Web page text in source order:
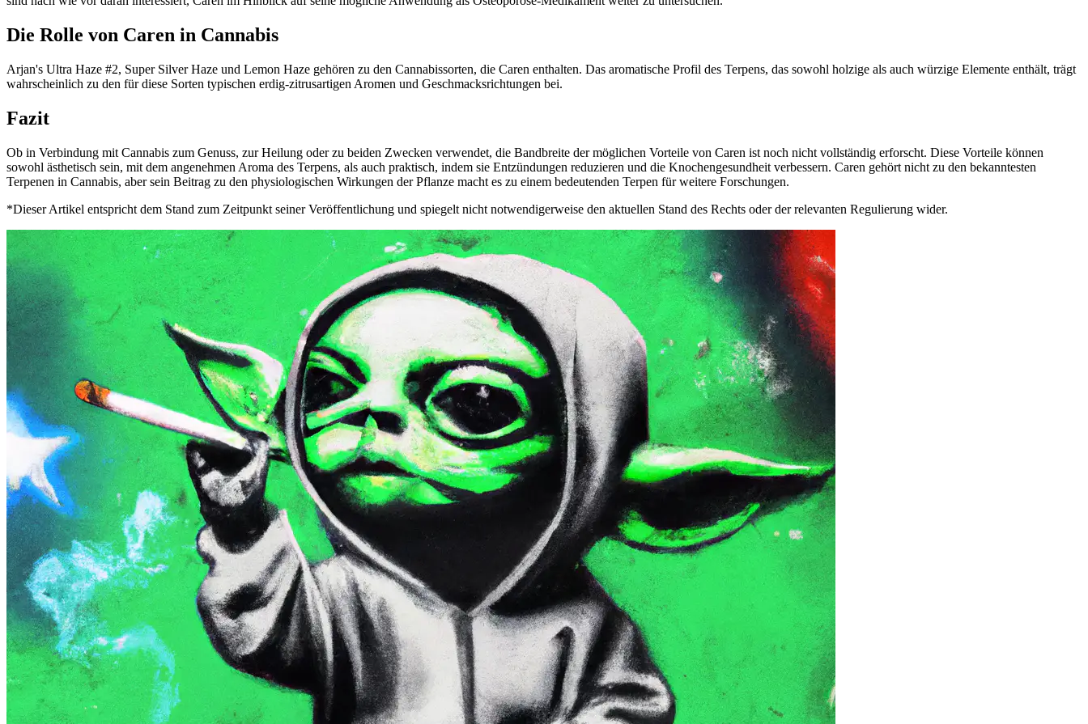
Die Rolle von Caren in Cannabis
Arjan's Ultra Haze #2, Super Silver Haze und Lemon Haze gehören zu den Cannabissorten, die Caren enthalten. Das aromatische Profil des Terpens, das sowohl holzige als auch würzige Elemente enthält, trägt
wahrscheinlich zu den für diese Sorten typischen erdig-zitrusartigen Aromen und Geschmacksrichtungen bei.
Fazit
Ob in Verbindung mit Cannabis zum Genuss, zur Heilung oder zu beiden Zwecken verwendet, die Bandbreite der möglichen Vorteile von Caren ist noch nicht vollständig erforscht. Diese Vorteile können
sowohl ästhetisch sein, mit dem angenehmen Aroma des Terpens, als auch praktisch, indem sie Entzündungen reduzieren und die Knochengesundheit verbessern. Caren gehört nicht zu den bekanntesten
Terpenen in Cannabis, aber sein Beitrag zu den physiologischen Wirkungen der Pflanze macht es zu einem bedeutenden Terpen für weitere Forschungen.
*Dieser Artikel entspricht dem Stand zum Zeitpunkt seiner Veröffentlichung und spiegelt nicht notwendigerweise den aktuellen Stand des Rechts oder der relevanten Regulierung wider.